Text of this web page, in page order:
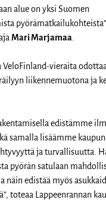
alue on yksi Suomen
Mari Marjamaa
VeloFinland-vieraita
liikennemuotona ja
edistämme
samalla lisäämme
ja turvallisuutta.
pyörän satulaan
näin edistää myös
toteaa Lappeenrannan